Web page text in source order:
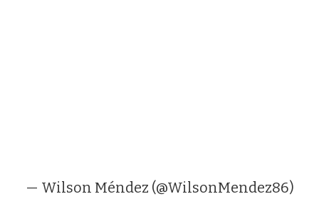
— Wilson Méndez (@WilsonMendez86)